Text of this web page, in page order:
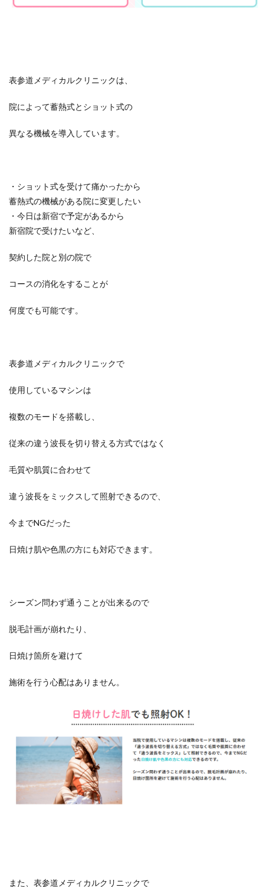
表参道メディカルクリニックは、
院によって蓄熱式とショット式の
異なる機械を導入しています。
・ショット式を受けて痛かったから
蓄熱式の機械がある院に変更したい
・今日は新宿で予定があるから
新宿院で受けたいなど、
契約した院と別の院で
コースの消化をすることが
何度でも可能です。
表参道メディカルクリニックで
使用しているマシンは
複数のモードを搭載し、
従来の違う波長を切り替える方式ではなく
毛質や肌質に合わせて
違う波長をミックスして照射できるので、
今までNGだった
日焼け肌や色黒の方にも対応できます。
シーズン問わず通うことが出来るので
脱毛計画が崩れたり、
日焼け箇所を避けて
施術を行う心配はありません。
また、表参道メディカルクリニックで